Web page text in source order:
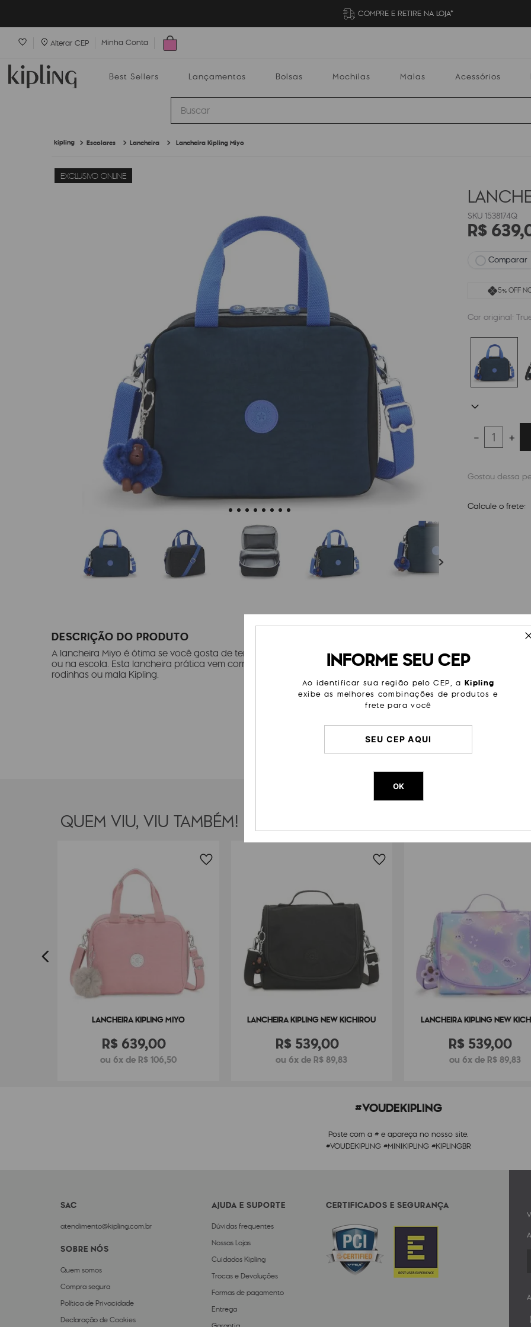
COMPRE E RETIRE NA LOJA*
Alterar CEP Minha Conta
Best Sellers Lançamentos Bolsas Mochilas Malas Acessórios
Buscar
Escolares Lancheira Lancheira Kipling Miyo
EXCLUSIVO ONLINE
1538174Q
R$639,
Comparar
5% OFF
Cor original:
＋
－
Calcule o frete:
DESCRIÇÃO DO PRODUTO
A lancheira Miyo é ótima se você gosta de ter lanches por perto em suas viagens
ou na escola. Esta lancheira prática vem com encaixe simples mochila de
rodinhas ou mala Kipling.
Tamanho
Cor
Modelo
Dimensões
QUEM VIU, VIU TAMBÉM!
LANCHEIRA KIPLING MIYO
R$ 639,00
ou 6x de R$ 106,50
LANCHEIRA KIPLING NEW KICHIROU
R$ 539,00
ou 6x de R$ 89,83
LANCHEIRA KIPLING NEW
R$ 539,00
ou 6x de R$ 89,83
#VOUDEKIPLING
Poste com a # e apareça no nosso site.
#VOUDEKIPLING #MINIKIPLING #KIPLINGBR
SAC
atendimento@kipling.com.br
SOBRE NÓS
Quem somos
Compra segura
Política de Privacidade
Declaração de Cookies
AJUDA E SUPORTE
Dúvidas frequentes
Nossas Lojas
Cuidados Kipling
Trocas e Devoluções
Formas de pagamento
Entrega
CERTIFICADOS E SEGURANÇA
INFORME SEU CEP
Ao identificar sua região pelo CEP, a Kipling
exibe as melhores combinações de produtos e
frete para você
OK